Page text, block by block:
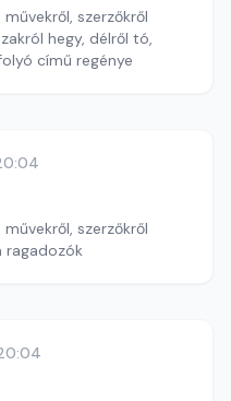
szerzőkről
hegy, délről tó,
című regénye
szerzőkről
ragadozók